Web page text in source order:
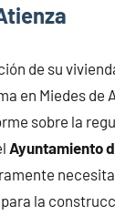
de su
en Miedes de
sobre la
Ayuntamiento
la